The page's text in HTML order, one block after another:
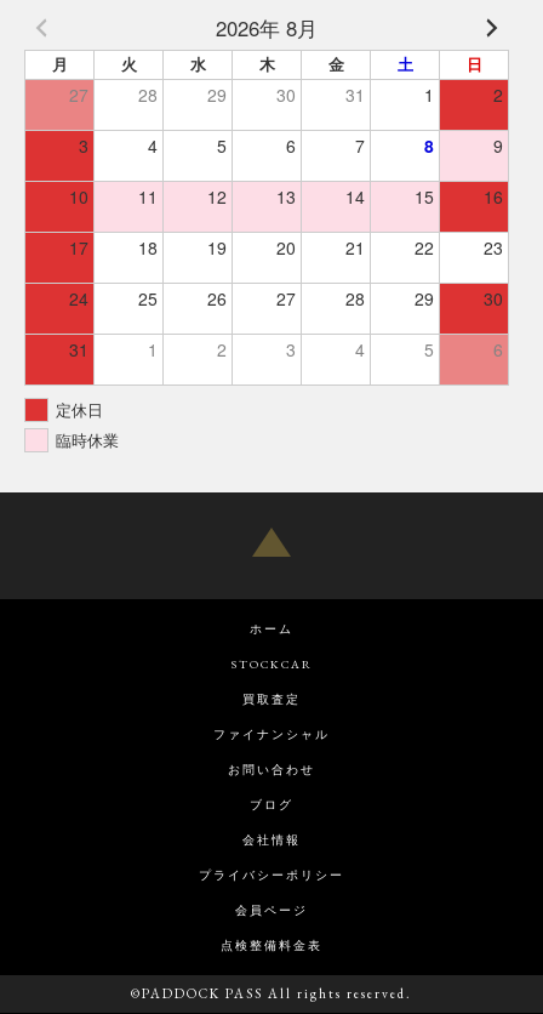
2026年 8月
月 火 水 木 金 土 日
27 28 29 30 31 1 2
3 4 5 6 7 8 9
10 11 12 13 14 15 16
17 18 19 20 21 22 23
24 25 26 27 28 29 30
31 1 2 3 4 5 6
定休日
臨時休業
ホーム
STOCKCAR
買取査定
ファイナンシャル
お問い合わせ
ブログ
会社情報
プライバシーポリシー
会員ページ
点検整備料金表
©PADDOCK PASS All rights reserved.